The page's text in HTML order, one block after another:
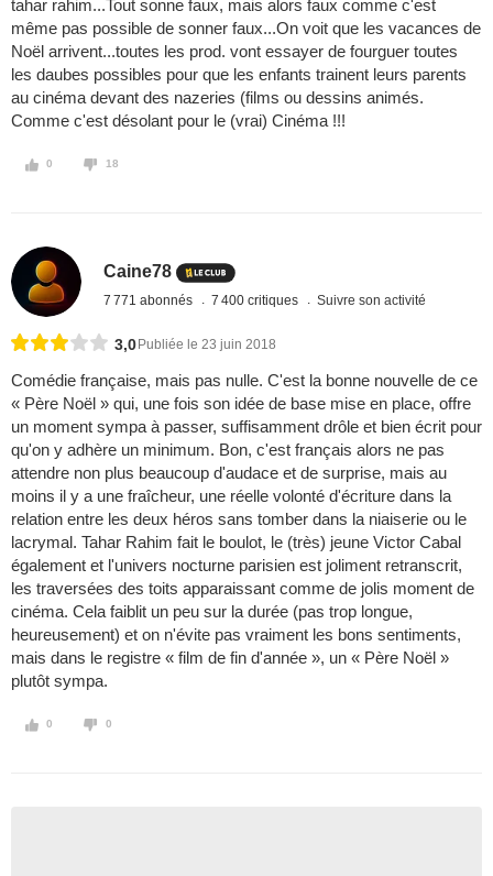
tahar rahim...Tout sonne faux, mais alors faux comme c'est
même pas possible de sonner faux...On voit que les vacances de
Noël arrivent...toutes les prod. vont essayer de fourguer toutes
les daubes possibles pour que les enfants trainent leurs parents
au cinéma devant des nazeries (films ou dessins animés.
Comme c'est désolant pour le (vrai) Cinéma !!!
0 18
Caine78
7 771 abonnés 7 400 critiques Suivre son activité
3,0 Publiée le 23 juin 2018
Comédie française, mais pas nulle. C'est la bonne nouvelle de ce
« Père Noël » qui, une fois son idée de base mise en place, offre
un moment sympa à passer, suffisamment drôle et bien écrit pour
qu'on y adhère un minimum. Bon, c'est français alors ne pas
attendre non plus beaucoup d'audace et de surprise, mais au
moins il y a une fraîcheur, une réelle volonté d'écriture dans la
relation entre les deux héros sans tomber dans la niaiserie ou le
lacrymal. Tahar Rahim fait le boulot, le (très) jeune Victor Cabal
également et l'univers nocturne parisien est joliment retranscrit,
les traversées des toits apparaissant comme de jolis moment de
cinéma. Cela faiblit un peu sur la durée (pas trop longue,
heureusement) et on n'évite pas vraiment les bons sentiments,
mais dans le registre « film de fin d'année », un « Père Noël »
plutôt sympa.
0 0